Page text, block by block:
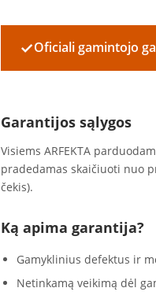
✓Oficiali gamintojo
Garantijos sąlygos
Visiems ARFEKTA
pradedamas skaičiuoti nuo
čekis).
Ką apima garantija?
Gamyklinius defektus ir
Netinkamą veikimą dėl